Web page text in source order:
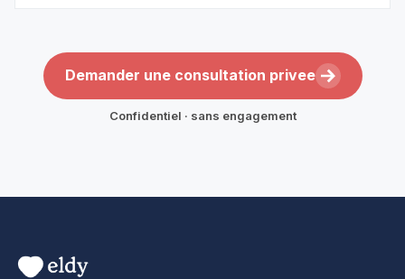
Demander une consultation privee
Confidentiel · sans engagement